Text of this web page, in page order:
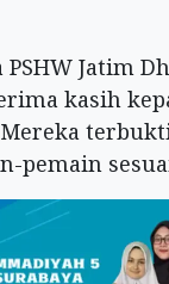
PSHW Jatim
kasih
pemain